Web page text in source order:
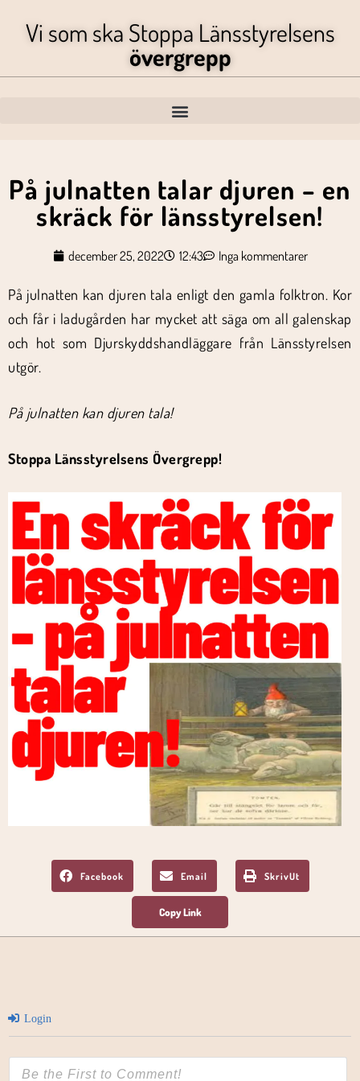
Vi som ska Stoppa Länsstyrelsens
övergrepp
På julnatten talar djuren – en
skräck för länsstyrelsen!
december 25, 2022 12:43 Inga kommentarer
På julnatten kan djuren tala enligt den gamla folktron. Kor
och får i ladugården har mycket att säga om all galenskap
och hot som Djurskyddshandläggare från Länsstyrelsen
utgör.
På julnatten kan djuren tala!
Stoppa Länsstyrelsens Övergrepp!
Facebook Email SkrivUt
Login